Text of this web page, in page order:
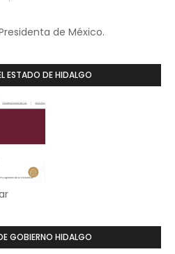
de México.
ESTADO DE HIDALGO
GOBIERNO HIDALGO